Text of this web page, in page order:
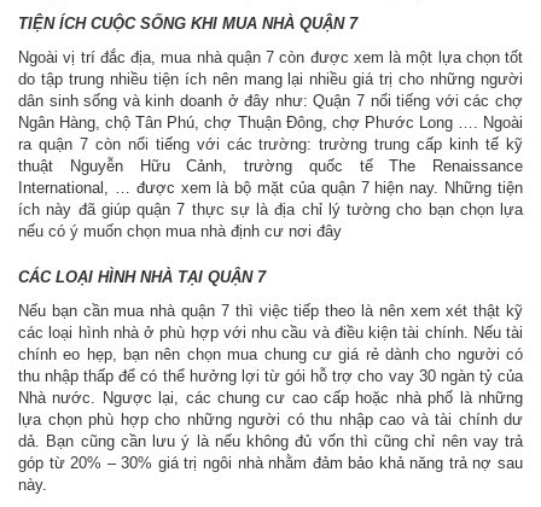
TIỆN ÍCH CUỘC SỐNG KHI MUA NHÀ QUẬN 7
Ngoài vị trí đắc địa, mua nhà quận 7 còn được xem là một lựa chọn tốt
do tập trung nhiều tiện ích nên mang lại nhiều giá trị cho những người
dân sinh sống và kinh doanh ở đây như: Quận 7 nổi tiếng với các chợ
Ngân Hàng, chộ Tân Phú, chợ Thuận Đông, chợ Phước Long …. Ngoài
ra quận 7 còn nổi tiếng với các trường: trường trung cấp kinh tế kỹ
thuật Nguyễn Hữu Cảnh, trường quốc tế The Renaissance
International, … được xem là bộ mặt của quận 7 hiện nay. Những tiện
ích này đã giúp quận 7 thực sự là địa chỉ lý tường cho bạn chọn lựa
nếu có ý muốn chọn mua nhà định cư nơi đây
CÁC LOẠI HÌNH NHÀ TẠI QUẬN 7
Nếu bạn cần mua nhà quận 7 thì việc tiếp theo là nên xem xét thật kỹ
các loại hình nhà ở phù hợp với nhu cầu và điều kiện tài chính. Nếu tài
chính eo hẹp, bạn nên chọn mua chung cư giá rẻ dành cho người có
thu nhập thấp để có thể hưởng lợi từ gói hỗ trợ cho vay 30 ngàn tỷ của
Nhà nước. Ngược lại, các chung cư cao cấp hoặc nhà phố là những
lựa chọn phù hợp cho những người có thu nhập cao và tài chính dư
dả. Bạn cũng cần lưu ý là nếu không đủ vốn thì cũng chỉ nên vay trả
góp từ 20% – 30% giá trị ngôi nhà nhằm đảm bảo khả năng trả nợ sau
này.